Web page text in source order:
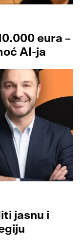
eura –
AI-ja
jasnu i